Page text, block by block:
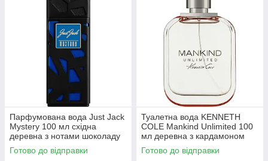
Парфумована вода Just Jack
Mystery 100 мл східна
деревна з нотами шоколаду
ванілі для чоловіків Джаст
Джек
Готово до відправки
Туалетна вода KENNETH
COLE Mankind Unlimited 100
мл деревна з кардамоном
для чоловіків стійкий парфум
Кеннет
Готово до відправки